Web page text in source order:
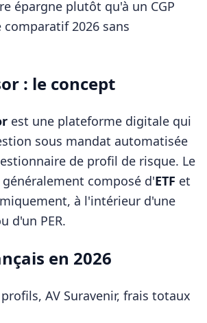
épargne plutôt qu'à un CGP
2026 sans
: le concept
est une plateforme digitale qui
sous mandat automatisée
de profil de risque. Le
composé d'ETF et
à l'intérieur d'une
d'un PER.
en 2026
AV Suravenir, frais totaux